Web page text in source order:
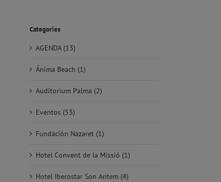
Categories
AGENDA (13)
Ánima Beach (1)
Auditorium Palma (2)
Eventos (53)
Fundación Nazaret (1)
Hotel Convent de la Missió (1)
Hotel Iberostar Son Antem (4)